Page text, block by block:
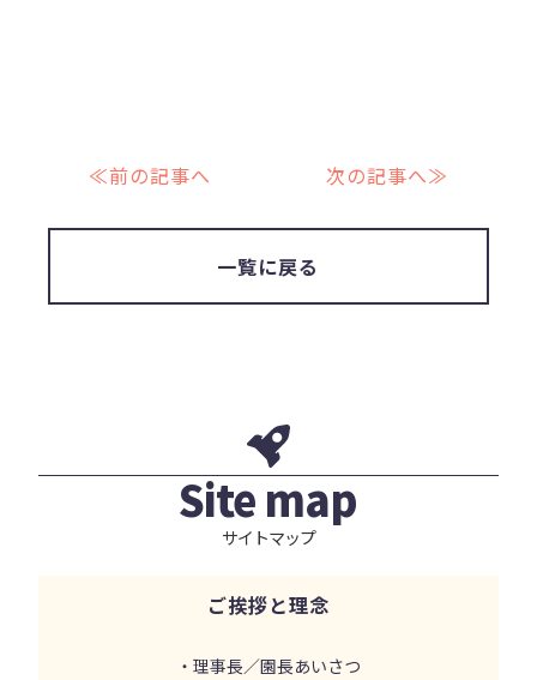
≪前の記事へ 次の記事へ≫
一覧に戻る
Site map
サイトマップ
ご挨拶と理念
・理事長／園長あいさつ